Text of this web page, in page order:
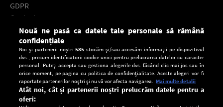
GDPR
Contact
Descarcă gratuit aplicaţia Europa FM pentru smartphone:
Nouă ne pasă ca datele tale personale să rămână
confidențiale
Noi și partenerii noștri585 stocăm și/sau accesăm informații pe dispozitivul
dvs., precum identificatorii cookie unici pentru prelucrarea datelor cu caracter
personal. Puteți accepta sau gestiona alegerile dvs. făcând clic mai jos sau în
orice moment, pe pagina cu politica de confidențialitate. Aceste alegeri vor fi
raportate partenerilor noștri și nu vă vor afecta navigarea. Mai multe detalii
Atât noi, cât și partenerii noștri prelucrăm datele pentru a
oferi: